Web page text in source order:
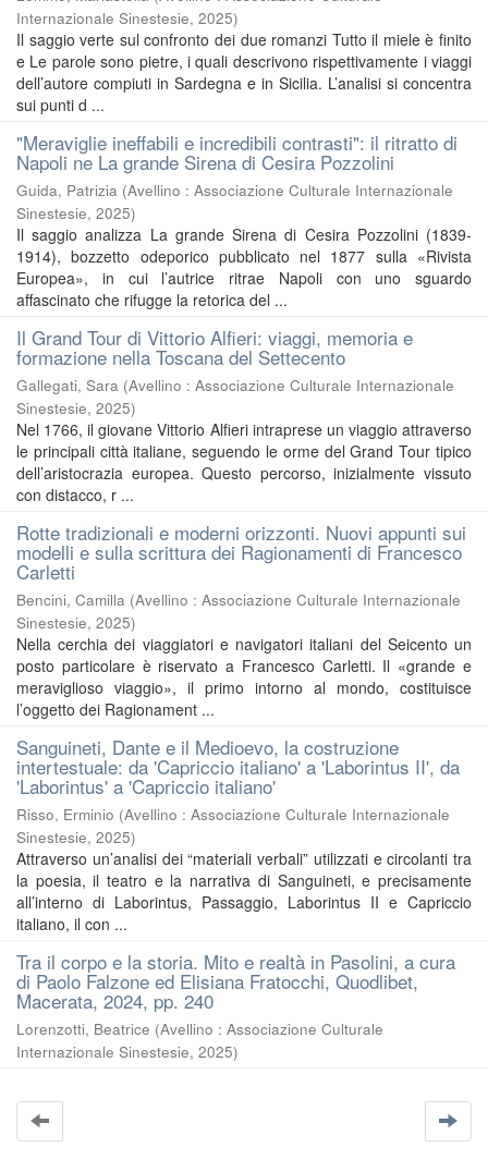
Internazionale Sinestesie, 2025)
Il saggio verte sul confronto dei due romanzi Tutto il miele è finito
e Le parole sono pietre, i quali descrivono rispettivamente i viaggi
dell’autore compiuti in Sardegna e in Sicilia. L’analisi si concentra
sui punti d ...
"Meraviglie ineffabili e incredibili contrasti": il ritratto di
Napoli ne La grande Sirena di Cesira Pozzolini
Guida, Patrizia (Avellino : Associazione Culturale Internazionale
Sinestesie, 2025)
Il saggio analizza La grande Sirena di Cesira Pozzolini (1839-
1914), bozzetto odeporico pubblicato nel 1877 sulla «Rivista
Europea», in cui l’autrice ritrae Napoli con uno sguardo
affascinato che rifugge la retorica del ...
Il Grand Tour di Vittorio Alfieri: viaggi, memoria e
formazione nella Toscana del Settecento
Gallegati, Sara (Avellino : Associazione Culturale Internazionale
Sinestesie, 2025)
Nel 1766, il giovane Vittorio Alfieri intraprese un viaggio attraverso
le principali città italiane, seguendo le orme del Grand Tour tipico
dell’aristocrazia europea. Questo percorso, inizialmente vissuto
con distacco, r ...
Rotte tradizionali e moderni orizzonti. Nuovi appunti sui
modelli e sulla scrittura dei Ragionamenti di Francesco
Carletti
Bencini, Camilla (Avellino : Associazione Culturale Internazionale
Sinestesie, 2025)
Nella cerchia dei viaggiatori e navigatori italiani del Seicento un
posto particolare è riservato a Francesco Carletti. Il «grande e
meraviglioso viaggio», il primo intorno al mondo, costituisce
l’oggetto dei Ragionament ...
Sanguineti, Dante e il Medioevo, la costruzione
intertestuale: da 'Capriccio italiano' a 'Laborintus II', da
'Laborintus' a 'Capriccio italiano'
Risso, Erminio (Avellino : Associazione Culturale Internazionale
Sinestesie, 2025)
Attraverso un’analisi dei “materiali verbali” utilizzati e circolanti tra
la poesia, il teatro e la narrativa di Sanguineti, e precisamente
all’interno di Laborintus, Passaggio, Laborintus II e Capriccio
italiano, il con ...
Tra il corpo e la storia. Mito e realtà in Pasolini, a cura
di Paolo Falzone ed Elisiana Fratocchi, Quodlibet,
Macerata, 2024, pp. 240
Lorenzotti, Beatrice (Avellino : Associazione Culturale
Internazionale Sinestesie, 2025)